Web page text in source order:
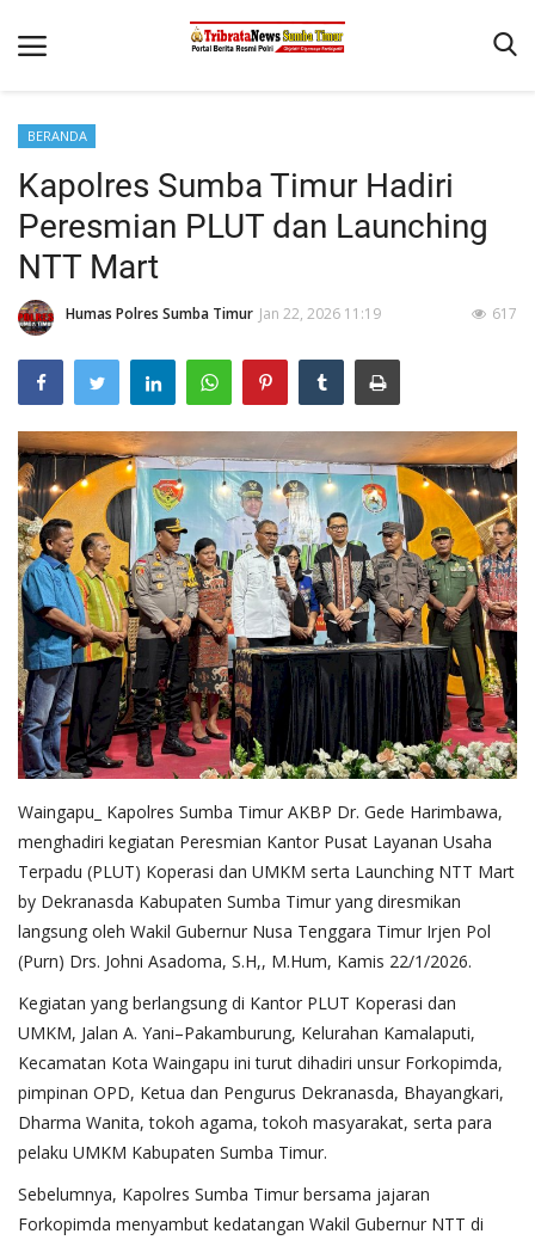
Beranda
Terms & Conditions
Reskrim
Binkam
Giat Ops
Polisi Kita
Mitra Polisi
Lantas
Jurnal Kamtibmas
BERANDA
Kapolres Sumba Timur Hadiri
Peresmian PLUT dan Launching
NTT Mart
Humas Polres Sumba Timur Jan 22, 2026 11:19 617
Waingapu_ Kapolres Sumba Timur AKBP Dr. Gede Harimbawa,
menghadiri kegiatan Peresmian Kantor Pusat Layanan Usaha
Terpadu (PLUT) Koperasi dan UMKM serta Launching NTT Mart
by Dekranasda Kabupaten Sumba Timur yang diresmikan
langsung oleh Wakil Gubernur Nusa Tenggara Timur Irjen Pol
(Purn) Drs. Johni Asadoma, S.H,, M.Hum, Kamis 22/1/2026.
Kegiatan yang berlangsung di Kantor PLUT Koperasi dan
UMKM, Jalan A. Yani–Pakamburung, Kelurahan Kamalaputi,
Kecamatan Kota Waingapu ini turut dihadiri unsur Forkopimda,
pimpinan OPD, Ketua dan Pengurus Dekranasda, Bhayangkari,
Dharma Wanita, tokoh agama, tokoh masyarakat, serta para
pelaku UMKM Kabupaten Sumba Timur.
Sebelumnya, Kapolres Sumba Timur bersama jajaran
Forkopimda menyambut kedatangan Wakil Gubernur NTT di